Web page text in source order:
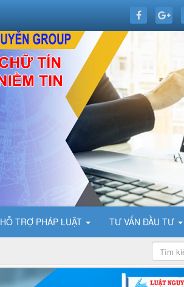
HỖ TRỢ PHÁP LUẬT TƯ VẤN ĐẦU TƯ